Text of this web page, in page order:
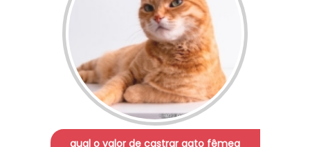
qual o valor de castrar gato fêmea